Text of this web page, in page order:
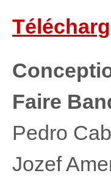
Faire
Pedro
Jozef